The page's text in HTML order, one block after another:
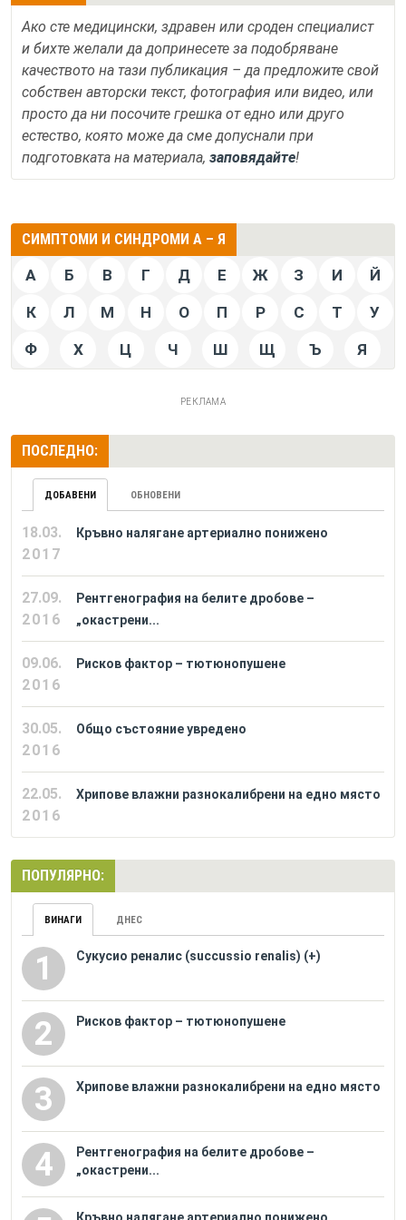
Ако сте медицински, здравен или сроден специалист
и бихте желали да допринесете за подобряване
качеството на тази публикация – да предложите свой
собствен авторски текст, фотография или видео, или
просто да ни посочите грешка от едно или друго
естество, която може да сме допуснали при
подготовката на материала, заповядайте!
СИМПТОМИ И СИНДРОМИ А – Я
А Б В Г Д Е Ж З И Й
К Л М Н О П Р С Т У
Ф Х Ц Ч Ш Щ Ъ Я
РЕКЛАМА
ПОСЛЕДНО:
ДОБАВЕНИ ОБНОВЕНИ
18.03.
2017
Кръвно налягане артериално понижено
27.09.
2016
Рентгенография на белите дробове –
„окастрени...
09.06.
2016
Рисков фактор – тютюнопушене
30.05.
2016
Общо състояние увредено
22.05.
2016
Хрипове влажни разнокалибрени на едно място
ПОПУЛЯРНО:
ВИНАГИ ДНЕС
1 Сукусио реналис (succussio renalis) (+)
2 Рисков фактор – тютюнопушене
3 Хрипове влажни разнокалибрени на едно място
4
Рентгенография на белите дробове –
„окастрени...